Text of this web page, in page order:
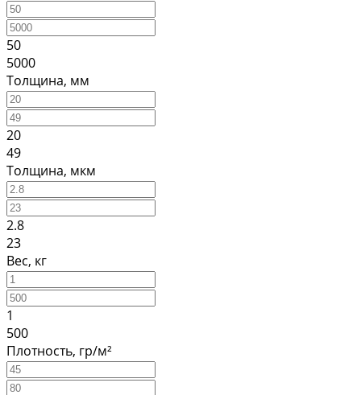
50
5000
Толщина, мм
20
49
Толщина, мкм
2.8
23
Вес, кг
1
500
Плотность, гр/м²